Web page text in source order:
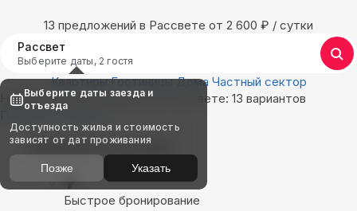
13 предложений в Рассвете oт 2 600 ₽ / сутки
Рассвет
Выберите даты, 2 гостя
Квартиры Гостиницы Дома Частный сектор
Найдём, где остановиться в Рассвете: 13 вариантов
Показать на карте
Выбирайте лучшее
Быстрое бронирование
Выберите даты заезда и
отъезда
Доступность жилья и стоимость
зависят от дат проживания
Позже Указать